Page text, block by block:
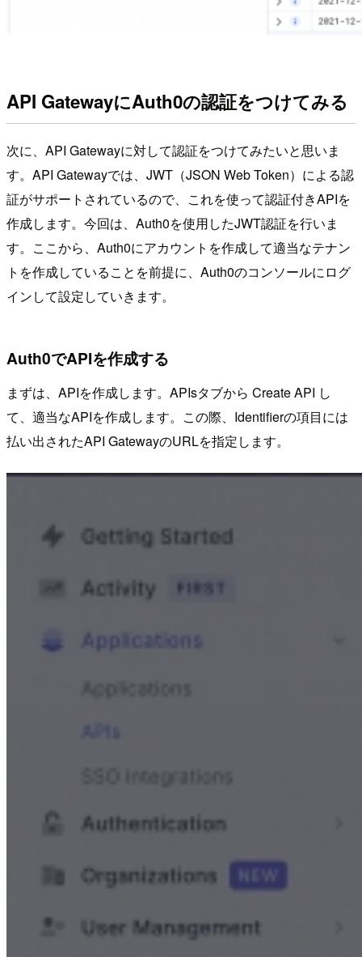
API GatewayにAuth0の認証をつけてみる
次に、API Gatewayに対して認証をつけてみたいと思いま
す。API Gatewayでは、JWT（JSON Web Token）による認
証がサポートされているので、これを使って認証付きAPIを
作成します。今回は、Auth0を使用したJWT認証を行いま
す。ここから、Auth0にアカウントを作成して適当なテナン
トを作成していることを前提に、Auth0のコンソールにログ
インして設定していきます。
Auth0でAPIを作成する
まずは、APIを作成します。APIsタブから Create API し
て、適当なAPIを作成します。この際、Identifierの項目には
払い出されたAPI GatewayのURLを指定します。